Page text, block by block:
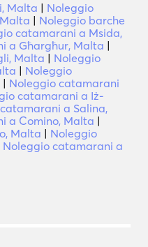
Malta | Noleggio
| Noleggio barche
catamarani a Msida,
a Għargħur, Malta |
Malta | Noleggio
| Noleggio
| Noleggio catamarani
catamarani a Iż-
a Salina,
a Comino, Malta |
Malta | Noleggio
Noleggio catamarani a